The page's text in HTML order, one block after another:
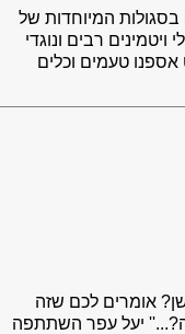
המיוחדות של
רבים ונוגדי
טעמים וכלים
אומרים לכם שזה
יעל עפר השתתפה